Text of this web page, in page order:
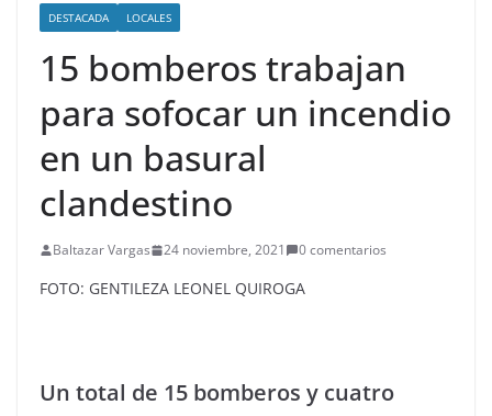
DESTACADA LOCALES
15 bomberos trabajan
para sofocar un incendio
en un basural
clandestino
Baltazar Vargas 24 noviembre, 2021 0 comentarios
FOTO: GENTILEZA LEONEL QUIROGA
Un total de 15 bomberos y cuatro